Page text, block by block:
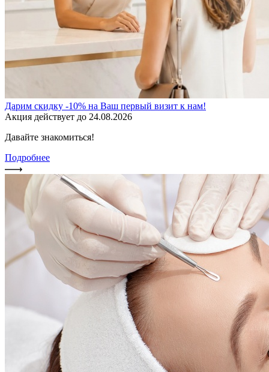
Дарим скидку -10% на Ваш первый визит к нам!
Акция действует до 24.08.2026
Давайте знакомиться!
Подробнее